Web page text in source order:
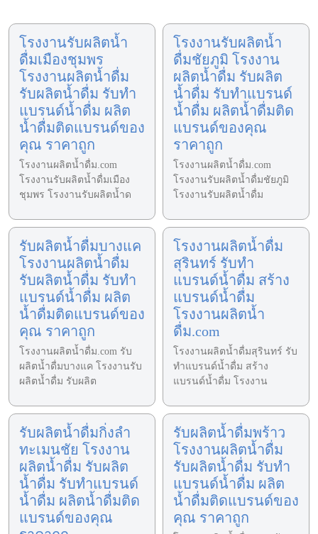
โรงงานรับผลิตน้ำ
ดื่มเมืองชุมพร
โรงงานผลิตน้ำดื่ม
รับผลิตน้ำดื่ม รับทำ
แบรนด์น้ำดื่ม ผลิต
น้ำดื่มติดแบรนด์ของ
คุณ ราคาถูก
โรงงานผลิตน้ำดื่ม.com
โรงงานรับผลิตน้ำดื่มเมือง
ชุมพร โรงงานรับผลิตน้ำด
โรงงานรับผลิตน้ำ
ดื่มชัยภูมิ โรงงาน
ผลิตน้ำดื่ม รับผลิต
น้ำดื่ม รับทำแบรนด์
น้ำดื่ม ผลิตน้ำดื่มติด
แบรนด์ของคุณ
ราคาถูก
โรงงานผลิตน้ำดื่ม.com
โรงงานรับผลิตน้ำดื่มชัยภูมิ
โรงงานรับผลิตน้ำดื่ม
รับผลิตน้ำดื่มบางแค
โรงงานผลิตน้ำดื่ม
รับผลิตน้ำดื่ม รับทำ
แบรนด์น้ำดื่ม ผลิต
น้ำดื่มติดแบรนด์ของ
คุณ ราคาถูก
โรงงานผลิตน้ำดื่ม.com รับ
ผลิตน้ำดื่มบางแค โรงงานรับ
ผลิตน้ำดื่ม รับผลิต
โรงงานผลิตน้ำดื่ม
สุรินทร์ รับทำ
แบรนด์น้ำดื่ม สร้าง
แบรนด์น้ำดื่ม
โรงงานผลิตน้ำ
ดื่ม.com
โรงงานผลิตน้ำดื่มสุรินทร์ รับ
ทำแบรนด์น้ำดื่ม สร้าง
แบรนด์น้ำดื่ม โรงงาน
รับผลิตน้ำดื่มกิ่งลำ
ทะเมนชัย โรงงาน
ผลิตน้ำดื่ม รับผลิต
น้ำดื่ม รับทำแบรนด์
น้ำดื่ม ผลิตน้ำดื่มติด
แบรนด์ของคุณ
รับผลิตน้ำดื่มพร้าว
โรงงานผลิตน้ำดื่ม
รับผลิตน้ำดื่ม รับทำ
แบรนด์น้ำดื่ม ผลิต
น้ำดื่มติดแบรนด์ของ
คุณ ราคาถูก